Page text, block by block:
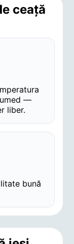
ceață
—
liber.
bună